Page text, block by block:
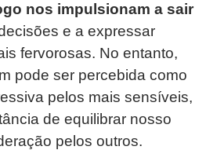
nos impulsionam a sair
e a expressar
fervorosas. No entanto,
pode ser percebida como
pelos mais sensíveis,
de equilibrar nosso
pelos outros.